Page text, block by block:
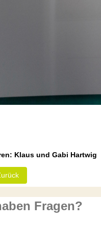
Klaus und Gabi Hartwig
Beitrag: Bargfeld-Stegen
Fragen?